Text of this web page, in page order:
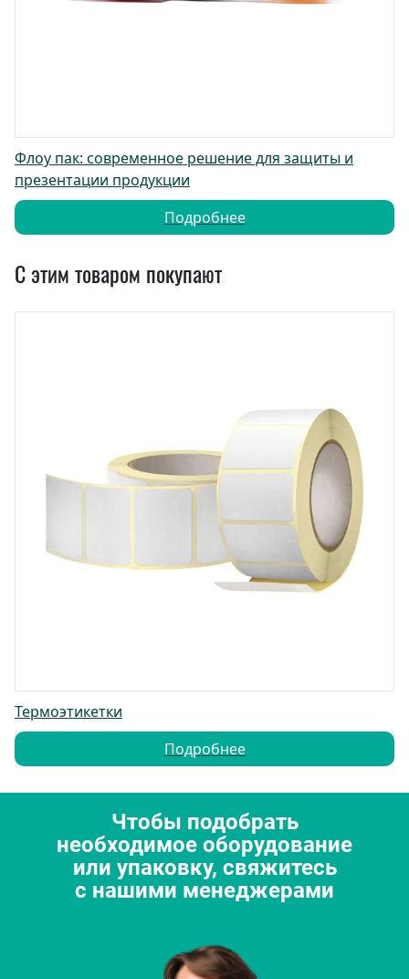
Флоу пак: современное решение для защиты и
презентации продукции
Подробнее
С этим товаром покупают
Термоэтикетки
Подробнее
Чтобы подобрать
необходимое оборудование
или упаковку, свяжитесь
с нашими менеджерами